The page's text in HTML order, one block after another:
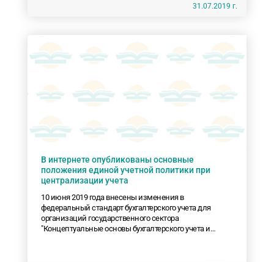
31.07.2019 г.
В интернете опубликованы основные
положения единой учетной политики при
централизации учета
10 июня 2019 года внесены изменения в
федеральный стандарт бухгалтерского учета для
организаций государственного сектора
"Концептуальные основы бухгалтерского учета и